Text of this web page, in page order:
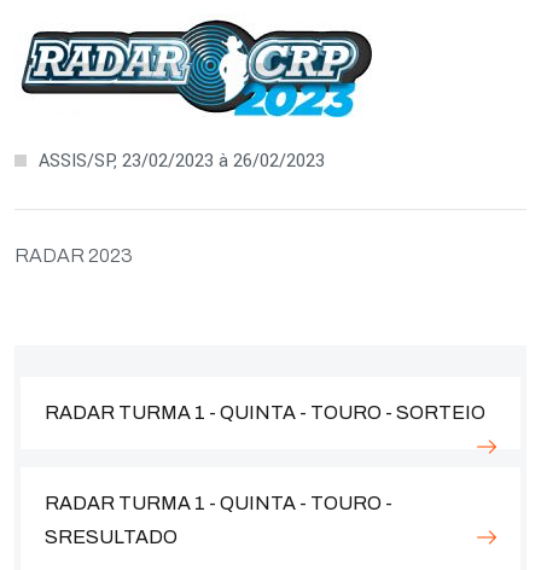
ASSIS/SP, 23/02/2023 à 26/02/2023
RADAR 2023
RADAR TURMA 1 - QUINTA - TOURO - SORTEIO
RADAR TURMA 1 - QUINTA - TOURO -
SRESULTADO